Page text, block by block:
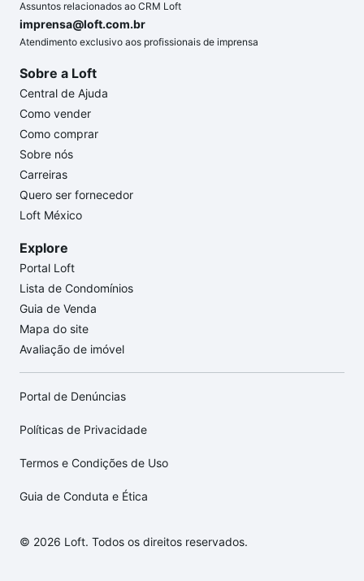
Assuntos relacionados ao CRM Loft
imprensa@loft.com.br
Atendimento exclusivo aos profissionais de imprensa
Sobre a Loft
Central de Ajuda
Como vender
Como comprar
Sobre nós
Carreiras
Quero ser fornecedor
Loft México
Explore
Portal Loft
Lista de Condomínios
Guia de Venda
Mapa do site
Avaliação de imóvel
Portal de Denúncias
Políticas de Privacidade
Termos e Condições de Uso
Guia de Conduta e Ética
© 2026 Loft. Todos os direitos reservados.